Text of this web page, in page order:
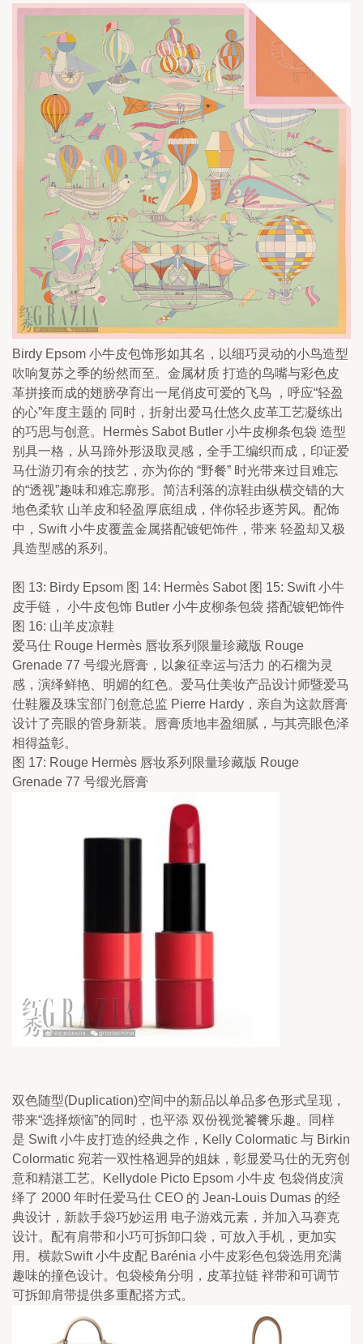
Birdy Epsom 小牛皮包饰形如其名，以细巧灵动的小鸟造型
吹响复苏之季的纷然而至。金属材质 打造的鸟嘴与彩色皮
革拼接而成的翅膀孕育出一尾俏皮可爱的飞鸟 ，呼应“轻盈
的心”年度主题的 同时，折射出爱马仕悠久皮革工艺凝练出
的巧思与创意。Hermès Sabot Butler 小牛皮柳条包袋 造型
别具一格，从马蹄外形汲取灵感，全手工编织而成，印证爱
马仕游刃有余的技艺，亦为你的 “野餐” 时光带来过目难忘
的“透视”趣味和难忘廓形。简洁利落的凉鞋由纵横交错的大
地色柔软 山羊皮和轻盈厚底组成，伴你轻步逐芳风。配饰
中，Swift 小牛皮覆盖金属搭配镀钯饰件，带来 轻盈却又极
具造型感的系列。
图 13: Birdy Epsom 图 14: Hermès Sabot 图 15: Swift 小牛
皮手链， 小牛皮包饰 Butler 小牛皮柳条包袋 搭配镀钯饰件
图 16: 山羊皮凉鞋
爱马仕 Rouge Hermès 唇妆系列限量珍藏版 Rouge
Grenade 77 号缎光唇膏，以象征幸运与活力 的石榴为灵
感，演绎鲜艳、明媚的红色。爱马仕美妆产品设计师暨爱马
仕鞋履及珠宝部门创意总监 Pierre Hardy，亲自为这款唇膏
设计了亮眼的管身新装。唇膏质地丰盈细腻，与其亮眼色泽
相得益彰。
图 17: Rouge Hermès 唇妆系列限量珍藏版 Rouge
Grenade 77 号缎光唇膏
双色随型(Duplication)空间中的新品以单品多色形式呈现，
带来“选择烦恼”的同时，也平添 双份视觉饕餮乐趣。同样
是 Swift 小牛皮打造的经典之作，Kelly Colormatic 与 Birkin
Colormatic 宛若一双性格迥异的姐妹，彰显爱马仕的无穷创
意和精湛工艺。Kellydole Picto Epsom 小牛皮 包袋俏皮演
绎了 2000 年时任爱马仕 CEO 的 Jean-Louis Dumas 的经
典设计，新款手袋巧妙运用 电子游戏元素，并加入马赛克
设计。配有肩带和小巧可拆卸口袋，可放入手机，更加实
用。横款Swift 小牛皮配 Barénia 小牛皮彩色包袋选用充满
趣味的撞色设计。包袋棱角分明，皮革拉链 袢带和可调节
可拆卸肩带提供多重配搭方式。